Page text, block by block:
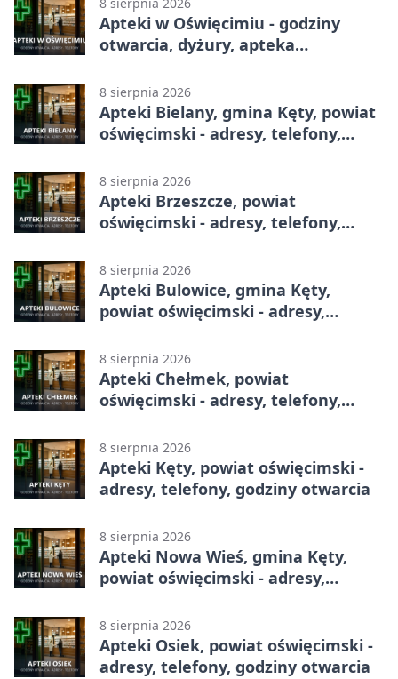
8 sierpnia 2026
Apteki w Oświęcimiu - godziny
otwarcia, dyżury, apteka
8 sierpnia 2026
Apteki Bielany, gmina Kęty, powiat
oświęcimski - adresy, telefony,
8 sierpnia 2026
Apteki Brzeszcze, powiat
oświęcimski - adresy, telefony,
8 sierpnia 2026
Apteki Bulowice, gmina Kęty,
powiat oświęcimski - adresy,
8 sierpnia 2026
Apteki Chełmek, powiat
oświęcimski - adresy, telefony,
8 sierpnia 2026
Apteki Kęty, powiat oświęcimski -
adresy, telefony, godziny otwarcia
8 sierpnia 2026
Apteki Nowa Wieś, gmina Kęty,
powiat oświęcimski - adresy,
8 sierpnia 2026
Apteki Osiek, powiat oświęcimski -
adresy, telefony, godziny otwarcia